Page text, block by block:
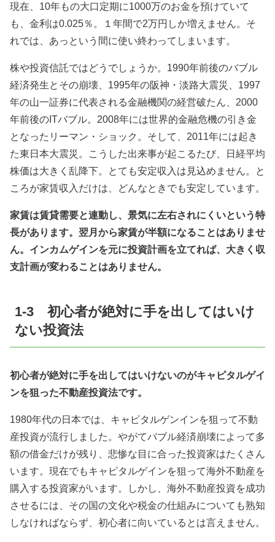
現在、10年もの大口定期に1000万のお金を預けていて
も、金利は0.025％。１年間で2万円しか増えません。そ
れでは、あっという間に使い終わってしまいます。
株や投資信託ではどうでしょうか。1990年前後のバブル
経済発生とその崩壊、1995年の阪神・淡路大震災、1997
年の山一証券に代表される金融機関の経営破たん、2000
年前後のITバブル。2008年には世界的金融危機の引き金
となったリーマン・ショック。そして、2011年には起き
た東日本大震災。こうした出来事が起こるたび、日経平均
株価は大きく乱降下。とても安定収入は見込めません。と
ころが家賃収入だけは、どんなときでも安定しています。
家賃は賃貸需要と連動し、景気に左右されにくいという特
長があります。翌月から家賃が半額になることはありませ
ん。インカムゲインを元に投資計画を立てれば、大きく収
支計画が変わることはありません。
1-3 初心者が絶対に手を出してはいけ
ない投資法
初心者が絶対に手を出してはいけないのがキャピタルゲイ
ンを狙った不動産投資法です。
1980年代の日本では、キャピタルゲンインを狙って不動
産投資が流行しました。やがてバブル経済崩壊によって多
額の借金だけが残り、悲惨な目に合った投資家はたくさん
います。現在でもキャピタルゲインを狙って海外不動産を
購入する投資家がいます。しかし、海外不動産投資を成功
させるには、その国の文化や税金の仕組みについても熟知
しなければならず、初心者に向いているとは言えません。